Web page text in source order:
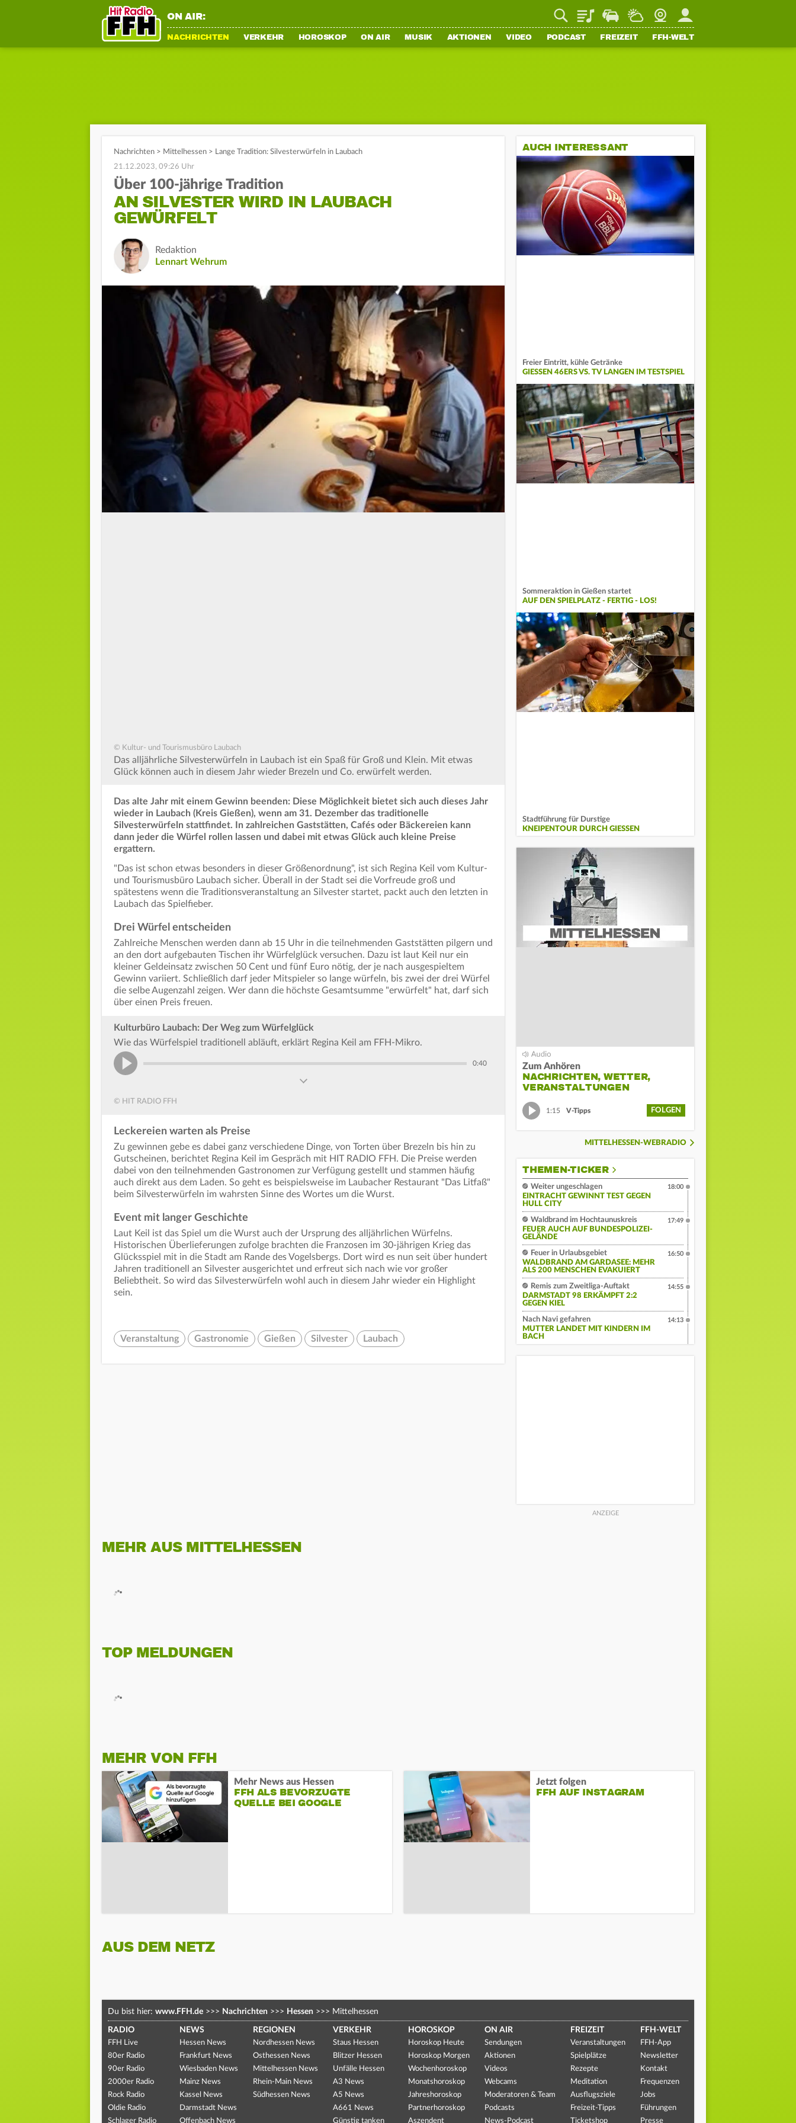
ON AIR: PlaylistStaupilotWetterWebcamMein FFH
NACHRICHTEN VERKEHR HOROSKOP ON AIR MUSIK AKTIONEN VIDEO PODCAST FREIZEIT FFH-WELT
Nachrichten > Mittelhessen > Lange Tradition: Silvesterwürfeln in Laubach
21.12.2023, 09:26 Uhr
Über 100-jährige Tradition
AN SILVESTER WIRD IN LAUBACH
GEWÜRFELT
Redaktion
Lennart Wehrum
© Kultur- und Tourismusbüro Laubach
Das alljährliche Silvesterwürfeln in Laubach ist ein Spaß für Groß und Klein. Mit etwas
Glück können auch in diesem Jahr wieder Brezeln und Co. erwürfelt werden.
Das alte Jahr mit einem Gewinn beenden: Diese Möglichkeit bietet sich auch dieses Jahr
wieder in Laubach (Kreis Gießen), wenn am 31. Dezember das traditionelle
Silvesterwürfeln stattfindet. In zahlreichen Gaststätten, Cafés oder Bäckereien kann
dann jeder die Würfel rollen lassen und dabei mit etwas Glück auch kleine Preise
ergattern.
"Das ist schon etwas besonders in dieser Größenordnung", ist sich Regina Keil vom Kultur-
und Tourismusbüro Laubach sicher. Überall in der Stadt sei die Vorfreude groß und
spätestens wenn die Traditionsveranstaltung an Silvester startet, packt auch den letzten in
Laubach das Spielfieber.
Drei Würfel entscheiden
Zahlreiche Menschen werden dann ab 15 Uhr in die teilnehmenden Gaststätten pilgern und
an den dort aufgebauten Tischen ihr Würfelglück versuchen. Dazu ist laut Keil nur ein
kleiner Geldeinsatz zwischen 50 Cent und fünf Euro nötig, der je nach ausgespieltem
Gewinn variiert. Schließlich darf jeder Mitspieler so lange würfeln, bis zwei der drei Würfel
die selbe Augenzahl zeigen. Wer dann die höchste Gesamtsumme "erwürfelt" hat, darf sich
über einen Preis freuen.
Kulturbüro Laubach: Der Weg zum Würfelglück
Wie das Würfelspiel traditionell abläuft, erklärt Regina Keil am FFH-Mikro.
0:40
© HIT RADIO FFH
Leckereien warten als Preise
Zu gewinnen gebe es dabei ganz verschiedene Dinge, von Torten über Brezeln bis hin zu
Gutscheinen, berichtet Regina Keil im Gespräch mit HIT RADIO FFH. Die Preise werden
dabei von den teilnehmenden Gastronomen zur Verfügung gestellt und stammen häufig
auch direkt aus dem Laden. So geht es beispielsweise im Laubacher Restaurant "Das Litfaß"
beim Silvesterwürfeln im wahrsten Sinne des Wortes um die Wurst.
Event mit langer Geschichte
Laut Keil ist das Spiel um die Wurst auch der Ursprung des alljährlichen Würfelns.
Historischen Überlieferungen zufolge brachten die Franzosen im 30-jährigen Krieg das
Glücksspiel mit in die Stadt am Rande des Vogelsbergs. Dort wird es nun seit über hundert
Jahren traditionell an Silvester ausgerichtet und erfreut sich nach wie vor großer
Beliebtheit. So wird das Silvesterwürfeln wohl auch in diesem Jahr wieder ein Highlight
sein.
Veranstaltung Gastronomie Gießen Silvester Laubach
AUCH INTERESSANT
Freier Eintritt, kühle Getränke
GIESSEN 46ERS VS. TV LANGEN IM TESTSPIEL
Sommeraktion in Gießen startet
AUF DEN SPIELPLATZ - FERTIG - LOS!
Stadtführung für Durstige
KNEIPENTOUR DURCH GIESSEN
Zum Anhören
NACHRICHTEN, WETTER,
VERANSTALTUNGEN
1:15 V-Tipps FOLGEN
MITTELHESSEN-WEBRADIO
THEMEN-TICKER
Weiter ungeschlagen
EINTRACHT GEWINNT TEST GEGEN
HULL CITY
18:00
Waldbrand im Hochtaunuskreis
FEUER AUCH AUF BUNDESPOLIZEI-
GELÄNDE
17:49
Feuer in Urlaubsgebiet
WALDBRAND AM GARDASEE: MEHR
ALS 200 MENSCHEN EVAKUIERT
16:50
Remis zum Zweitliga-Auftakt
DARMSTADT 98 ERKÄMPFT 2:2
GEGEN KIEL
14:55
Nach Navi gefahren
MUTTER LANDET MIT KINDERN IM
BACH
14:13
MEHR AUS MITTELHESSEN
TOP MELDUNGEN
MEHR VON FFH
Mehr News aus Hessen
FFH ALS BEVORZUGTE
QUELLE BEI GOOGLE
Jetzt folgen
FFH AUF INSTAGRAM
AUS DEM NETZ
Du bist hier: www.FFH.de >>> Nachrichten >>> Hessen >>> Mittelhessen
RADIO
FFH Live
80er Radio
90er Radio
2000er Radio
Rock Radio
Oldie Radio
Schlager Radio
NEWS
Hessen News
Frankfurt News
Wiesbaden News
Mainz News
Kassel News
Darmstadt News
Offenbach News
REGIONEN
Nordhessen News
Osthessen News
Mittelhessen News
Rhein-Main News
Südhessen News
VERKEHR
Staus Hessen
Blitzer Hessen
Unfälle Hessen
A3 News
A5 News
A661 News
Günstig tanken
HOROSKOP
Horoskop Heute
Horoskop Morgen
Wochenhoroskop
Monatshoroskop
Jahreshoroskop
Partnerhoroskop
Aszendent
ON AIR
Sendungen
Aktionen
Videos
Webcams
Moderatoren & Team
Podcasts
News-Podcast
FREIZEIT
Veranstaltungen
Spielplätze
Rezepte
Meditation
Ausflugsziele
Freizeit-Tipps
Ticketshop
FFH-WELT
FFH-App
Newsletter
Kontakt
Frequenzen
Jobs
Führungen
Presse